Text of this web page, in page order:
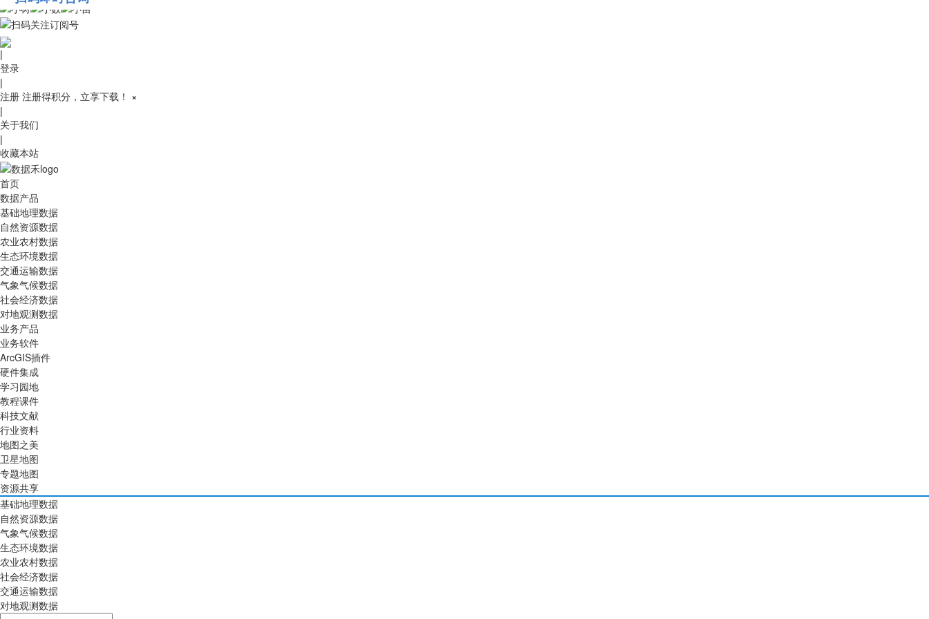
010-53689091
|
登录
|
注册 注册得积分，立享下载！ ×
|
关于我们
|
收藏本站
首页
数据产品
基础地理数据
自然资源数据
农业农村数据
生态环境数据
交通运输数据
气象气候数据
社会经济数据
对地观测数据
业务产品
业务软件
ArcGIS插件
硬件集成
学习园地
教程课件
科技文献
行业资料
地图之美
卫星地图
专题地图
资源共享
基础地理数据
自然资源数据
气象气候数据
生态环境数据
农业农村数据
社会经济数据
交通运输数据
对地观测数据